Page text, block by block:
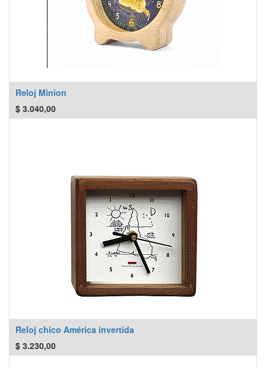
Reloj Minion
$ 3.040,00
Reloj chico América invertida
$ 3.230,00